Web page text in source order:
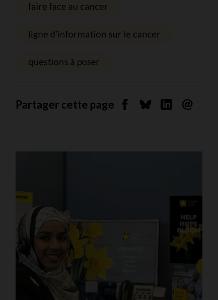
faire face au cancer
ligne d’information sur le cancer
questions à poser
Partager cette page Partager sur Facebook
Partager sur
Partager sur